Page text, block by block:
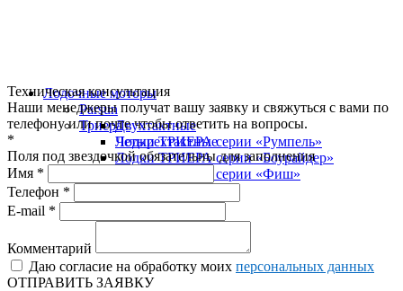
Триера
Лодки ТРИЕРА серии «Румпель»
Лодки ТРИЕРА серии «Боурайдер»
Лодки ТРИЕРА серии «Фиш»
Лодочные моторы
Parsun
Двухтактные
Четырехтактные
Техническая консультация
Наши менеджеры получат вашу заявку и свяжуться с вами по
телефону или почте чтобы ответить на вопросы.
*
Поля под звездочкой обязательны для заполнения
Имя *
Телефон *
E-mail *
Комментарий
Даю согласие на обработку моих персональных данных
ОТПРАВИТЬ ЗАЯВКУ